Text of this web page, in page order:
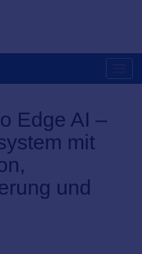
Edge AI –
mit
und